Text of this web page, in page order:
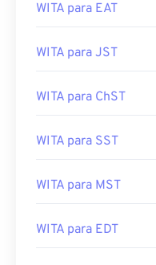
WITA para EAT
WITA para JST
WITA para ChST
WITA para SST
WITA para MST
WITA para EDT